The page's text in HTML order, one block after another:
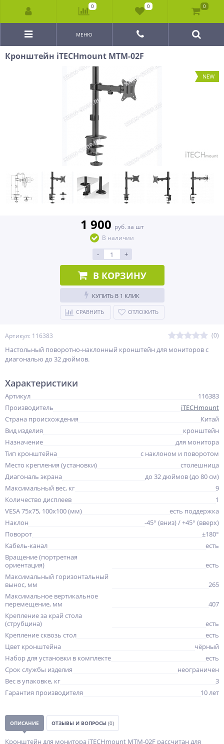
МЕНЮ
Кронштейн iTECHmount MTM-02F
NEW
Артикул: 116383 (0)
Настольный поворотно-наклонный кронштейн для мониторов с
диагональю до 32 дюймов.
1 900 руб. за шт
В наличии
- +
В КОРЗИНУ
КУПИТЬ В 1 КЛИК
СРАВНИТЬ ОТЛОЖИТЬ
Характеристики
Артикул
116383
Производитель
iTECHmount
Страна происхождения
Китай
Вид изделия
кронштейн
Назначение
для монитора
Тип кронштейна
с наклоном и поворотом
Место крепления (установки)
столешница
Диагональ экрана
до 32 дюймов (до 80 см)
Максимальный вес, кг
9
Количество дисплеев
1
VESA 75x75, 100x100 (мм)
есть поддержка
Наклон
-45° (вниз) / +45° (вверх)
Поворот
±180°
Кабель-канал
есть
Вращение (портретная
ориентация)
есть
Максимальный горизонтальный
вынос, мм
265
Максимальное вертикальное
перемещение, мм
407
Крепление за край стола
(струбцина)
есть
Крепление сквозь стол
есть
Цвет кронштейна
чёрный
Набор для установки в комплекте
есть
Срок службы изделия
неограничен
Вес в упаковке, кг
3
Гарантия производителя
10 лет
ОПИСАНИЕ ОТЗЫВЫ И ВОПРОСЫ (0)
Кронштейн для монитора iTECHmount MTM-02F рассчитан для
0 0 0